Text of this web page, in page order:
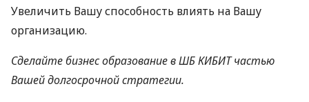
Увеличить Вашу способность влиять на Вашу
организацию.
Сделайте бизнес образование в ШБ КИБИТ частью
Вашей долгосрочной стратегии.